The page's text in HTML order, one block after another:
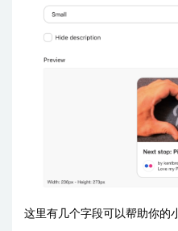
这里有几个字段可以帮助你的